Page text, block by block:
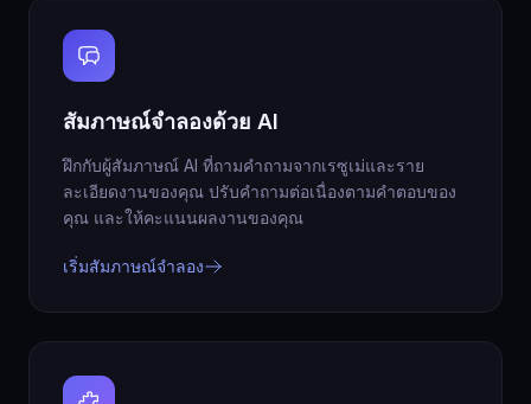
สัมภาษณ์จำลองด้วย AI
ฝึกกับผู้สัมภาษณ์ AI ที่ถามคำถามจากเรซูเม่และราย
ละเอียดงานของคุณ ปรับคำถามต่อเนื่องตามคำตอบของ
คุณ และให้คะแนนผลงานของคุณ
เริ่มสัมภาษณ์จำลอง